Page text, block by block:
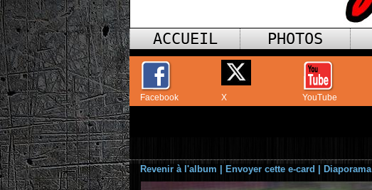
ACCUEIL PHOTOS
Facebook X YouTube
Revenir à l'album Envoyer cette e-card Diaporama